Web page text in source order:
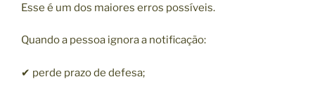
Esse é um dos maiores erros possíveis.
Quando a pessoa ignora a notificação:
✔ perde prazo de defesa;